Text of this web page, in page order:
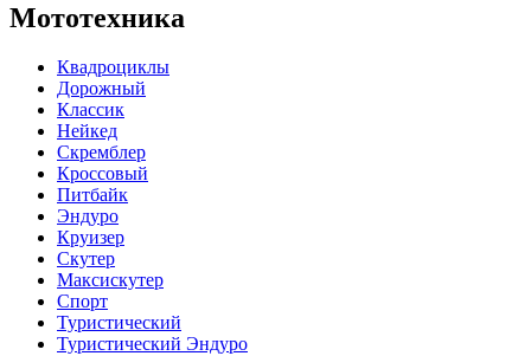
Мототехника
Квадроциклы
Дорожный
Классик
Нейкед
Скремблер
Кроссовый
Питбайк
Эндуро
Круизер
Скутер
Максискутер
Спорт
Туристический
Туристический Эндуро